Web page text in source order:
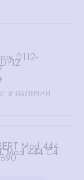
в наличии
Mod 444 C4